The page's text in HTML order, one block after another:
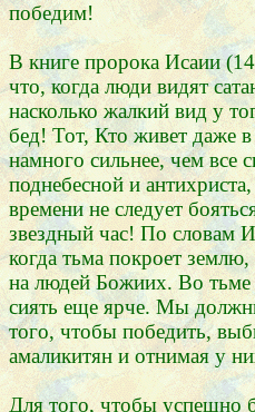
победим!
В книге пророка Исаии
что, когда люди видят
насколько жалкий вид у
бед! Тот, Кто живет даже
намного сильнее, чем все
поднебесной и
времени не следует
звездный час! По словам
когда тьма покроет
на людей Божиих. Во тьме
сиять еще ярче. Мы
того, чтобы победить,
амаликитян и отнимая у
Для того, чтобы успешно